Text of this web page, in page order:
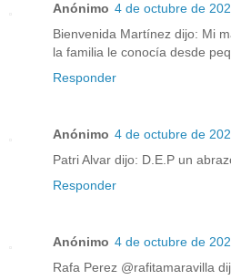
Anónimo 4 de octubre de
Bienvenida Martínez dijo: Mi
la familia le conocía desde
Responder
Anónimo 4 de octubre de
Patri Alvar dijo: D.E.P un
Responder
Anónimo 4 de octubre de
Rafa Perez @rafitamaravilla